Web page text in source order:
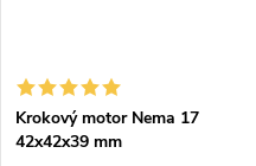
Krokový motor Nema 17
42x42x39 mm